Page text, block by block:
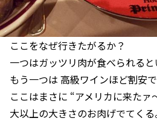
ここをなぜ行きたがるか？
一つはガッツリ肉が食べられると
もう一つは 高級ワインほど割安
ここはまさに “アメリカに来た
大以上の大きさのお肉げでてく